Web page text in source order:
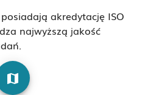
akredytację ISO
najwyższą jakość
map